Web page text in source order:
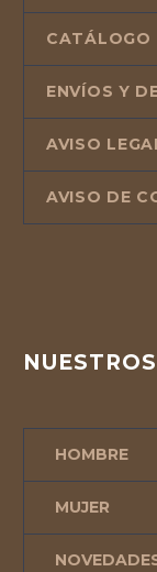
CATÁLOGO
ENVÍOS Y
AVISO
AVISO DE
HOMBRE
MUJER